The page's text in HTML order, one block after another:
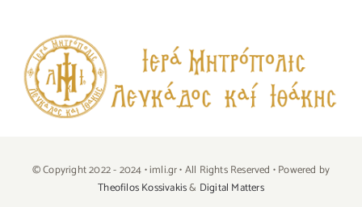
© Copyright 2022 - 2024 • imli.gr • All Rights Reserved • Powered by
Theofilos Kossivakis& Digital Matters